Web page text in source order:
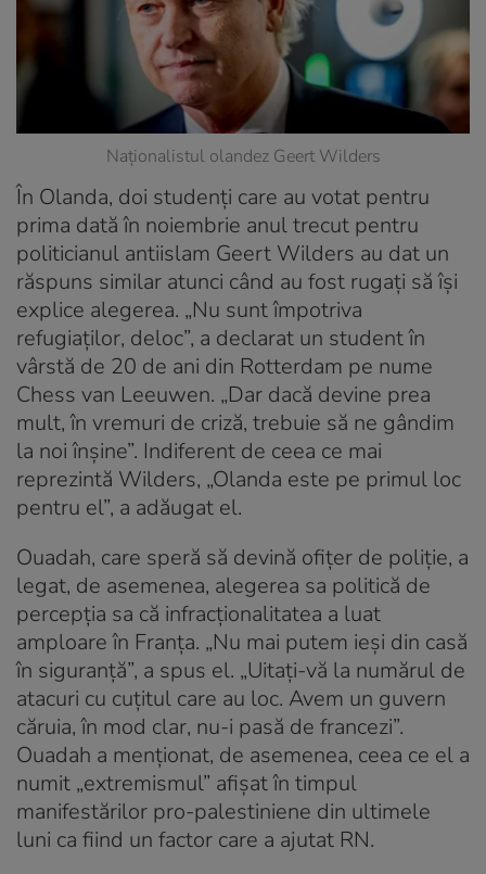
Naționalistul olandez Geert Wilders
În Olanda, doi studenți care au votat pentru
prima dată în noiembrie anul trecut pentru
politicianul antiislam Geert Wilders au dat un
răspuns similar atunci când au fost rugați să își
explice alegerea. „Nu sunt împotriva
refugiaților, deloc”, a declarat un student în
vârstă de 20 de ani din Rotterdam pe nume
Chess van Leeuwen. „Dar dacă devine prea
mult, în vremuri de criză, trebuie să ne gândim
la noi înșine”. Indiferent de ceea ce mai
reprezintă Wilders, „Olanda este pe primul loc
pentru el”, a adăugat el.
Ouadah, care speră să devină ofițer de poliție, a
legat, de asemenea, alegerea sa politică de
percepția sa că infracționalitatea a luat
amploare în Franța. „Nu mai putem ieși din casă
în siguranță”, a spus el. „Uitați-vă la numărul de
atacuri cu cuțitul care au loc. Avem un guvern
căruia, în mod clar, nu-i pasă de francezi”.
Ouadah a menționat, de asemenea, ceea ce el a
numit „extremismul” afișat în timpul
manifestărilor pro-palestiniene din ultimele
luni ca fiind un factor care a ajutat RN.